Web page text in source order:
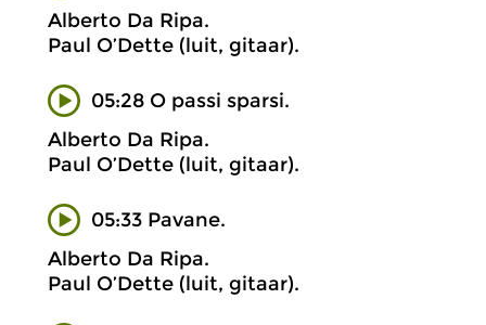
Alberto Da Ripa.
Paul O’Dette (luit, gitaar).
05:28 O passi sparsi.
Alberto Da Ripa.
Paul O’Dette (luit, gitaar).
05:33 Pavane.
Alberto Da Ripa.
Paul O’Dette (luit, gitaar).